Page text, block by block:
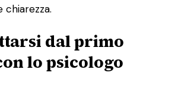
chiarezza.
dal primo
lo psicologo